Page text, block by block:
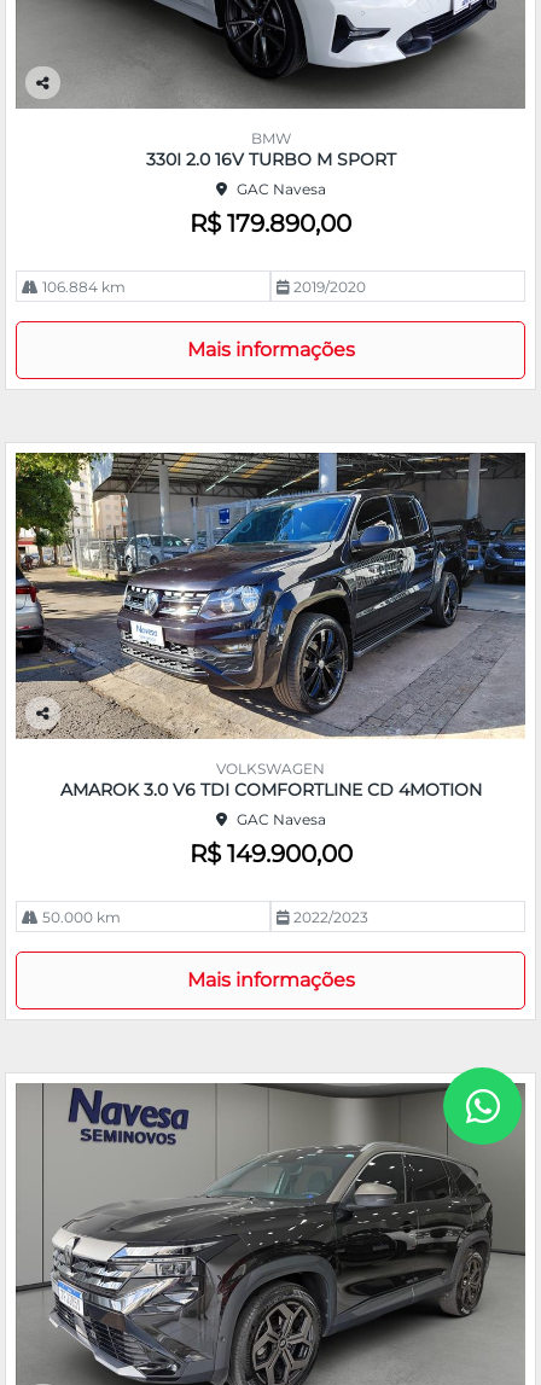
Co
BMW
330I 2.0 16V TURBO M SPORT
GAC Navesa
R$ 179.890,00
106.884 km 2019/2020
Mais informações
Co
VOLKSWAGEN
AMAROK 3.0 V6 TDI COMFORTLINE CD 4MOTION
GAC Navesa
R$ 149.900,00
50.000 km 2022/2023
Mais informações